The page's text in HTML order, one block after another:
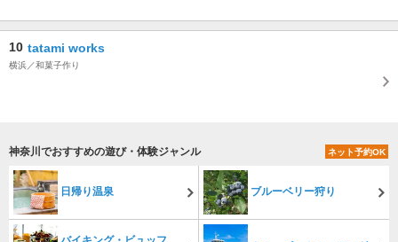
10 tatami works
横浜／和菓子作り
神奈川でおすすめの遊び・体験ジャンル ネット予約OK
日帰り温泉 ブルーベリー狩り